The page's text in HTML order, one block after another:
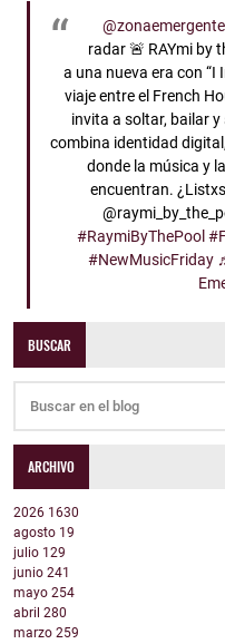
radar 🚨 RAYmi by
a una nueva era con “I
viaje entre el French
invita a soltar, bailar
combina identidad
donde la música y
encuentran.
#RaymiByThePool
#NewMusicFriday
BUSCAR
ARCHIVO
2026 1630
agosto 19
julio 129
junio 241
mayo 254
abril 280
marzo 259